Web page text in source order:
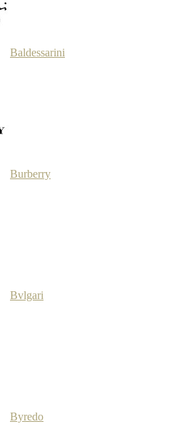
Baldessarini
Burberry
Bvlgari
Byredo